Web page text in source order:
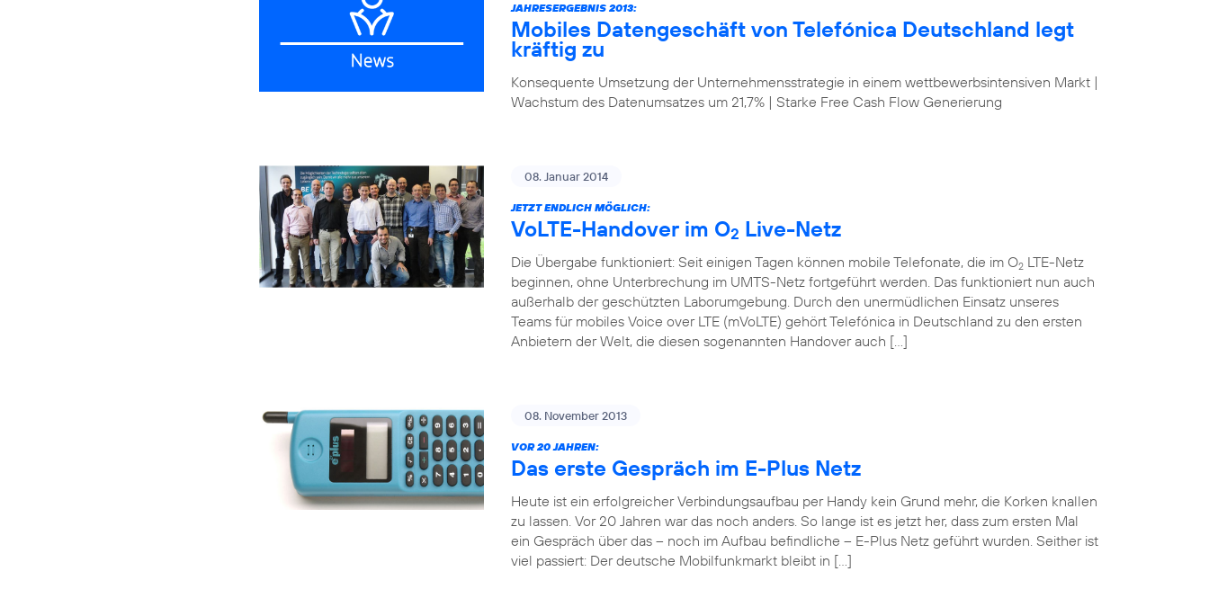
JAHRESERGEBNIS 2013:
Mobiles Datengeschäft von Telefónica Deutschland legt
kräftig zu
Konsequente Umsetzung der Unternehmensstrategie in einem wettbewerbsintensiven Markt |
Wachstum des Datenumsatzes um 21,7% | Starke Free Cash Flow Generierung
08. Januar 2014
JETZT ENDLICH MÖGLICH:
VoLTE-Handover im O2 Live-Netz
Die Übergabe funktioniert: Seit einigen Tagen können mobile Telefonate, die im O2 LTE-Netz
beginnen, ohne Unterbrechung im UMTS-Netz fortgeführt werden. Das funktioniert nun auch
außerhalb der geschützten Laborumgebung. Durch den unermüdlichen Einsatz unseres
Teams für mobiles Voice over LTE (mVoLTE) gehört Telefónica in Deutschland zu den ersten
Anbietern der Welt, die diesen sogenannten Handover auch […]
08. November 2013
VOR 20 JAHREN:
Das erste Gespräch im E-Plus Netz
Heute ist ein erfolgreicher Verbindungsaufbau per Handy kein Grund mehr, die Korken knallen
zu lassen. Vor 20 Jahren war das noch anders. So lange ist es jetzt her, dass zum ersten Mal
ein Gespräch über das – noch im Aufbau befindliche – E-Plus Netz geführt wurden. Seither ist
viel passiert: Der deutsche Mobilfunkmarkt bleibt in […]